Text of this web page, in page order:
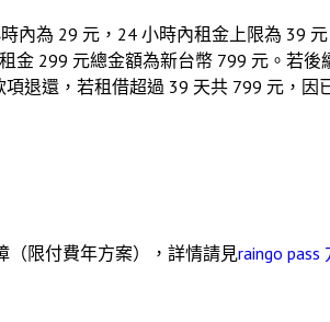
內為 29 元，24 小時內租金上限為 39
金 299 元總金額為新台幣 799 元。若
退還，若租借超過 39 天共 799 元，因
（限付費年方案），詳情請見raingo pass